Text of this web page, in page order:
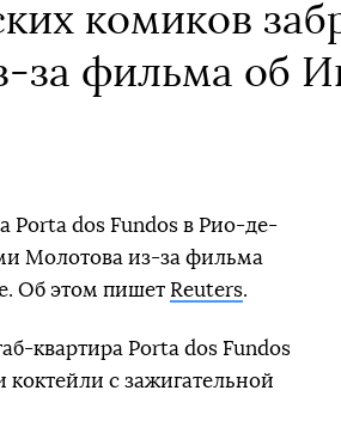
комиков
за фильма об
Porta dos Fundos в Рио-де-
Молотова из-за фильма
Об этом пишет Reuters.
квартира Porta dos Fundos
с зажигательной